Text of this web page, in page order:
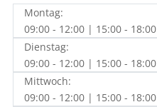
Montag:
09:00 - 12:00 | 15:00 - 18:00
Dienstag:
09:00 - 12:00 | 15:00 - 18:00
Mittwoch:
09:00 - 12:00 | 15:00 - 18:00